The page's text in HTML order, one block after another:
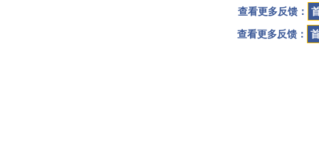
查看更多反馈：
查看更多反馈：